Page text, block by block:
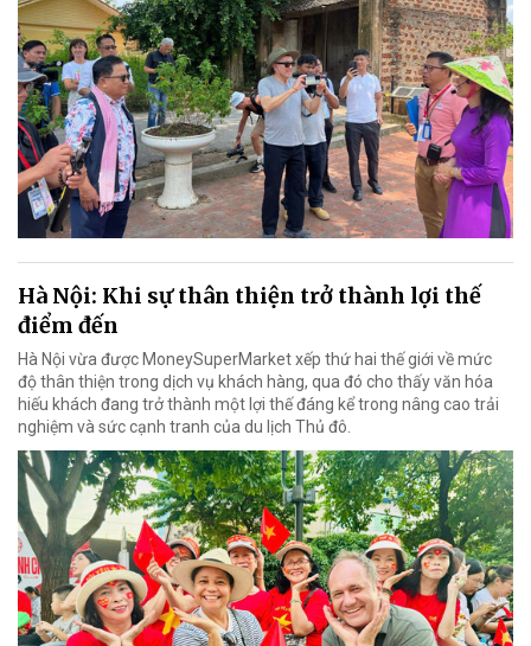
Hà Nội: Khi sự thân thiện trở thành lợi thế
điểm đến
Hà Nội vừa được MoneySuperMarket xếp thứ hai thế giới về mức
độ thân thiện trong dịch vụ khách hàng, qua đó cho thấy văn hóa
hiếu khách đang trở thành một lợi thế đáng kể trong nâng cao trải
nghiệm và sức cạnh tranh của du lịch Thủ đô.